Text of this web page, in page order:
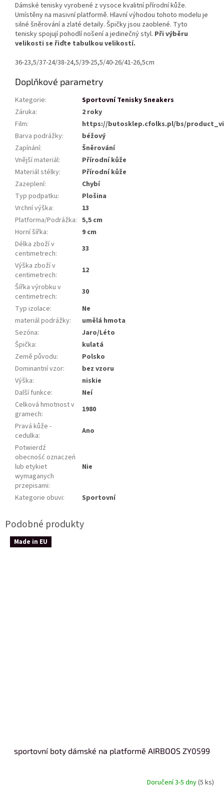
Dámské tenisky vyrobené z vysoce kvalitní přírodní kůže.
Umístěny na masivní platformě. Hlavní výhodou tohoto modelu je
silné šněrování a zlaté detaily. Špičky jsou zaoblené. Tyto
tenisky spojují pohodlí nošení a jedinečný styl. Při výběru
velikosti se řiďte tabulkou velikostí.
36-23,5/37-24/38-24,5/39-25,5/40-26/41-26,5cm
Doplňkové parametry
Kategorie:
Sportovní Tenisky Sneakers
Záruka:
2 roky
Film:
https://butosklep.cfolks.pl/bs/
Barva podrážky:
béžový
Zapínání:
Šněrování
Vnější materiál:
Přírodní kůže
Materiál stélky:
Přírodní kůže
Zazeplení:
Chybí
Typ podpatku:
Plošina
Vrchní výška:
13
Platforma/Podrážka: 5,5 cm
Horní šířka:
9 cm
Délka zboží v
centimetrech:
33
Výška zboží v
centimetrech:
12
Šířka výrobku v
centimetrech:
30
Typ izolace:
Ne
materiál podrážky:
umělá hmota
Sezóna:
Jaro/Léto
Špička:
kulatá
Země původu:
Polsko
Dominantní vzor:
bez vzoru
Výška:
niskie
Další funkce:
Neí
Celková hmotnost v
gramech:
1980
Pravá kůže -
cedulka:
Ano
Potwierdź
obecność oznaczeń
lub etykiet
wymaganych
przepisami:
Nie
Kategorie obuvi: Sportovní
Made in EU
sportovní boty dámské na platformě AIRBOOS ZY0599
Doručení 3-5 dny(5 ks)